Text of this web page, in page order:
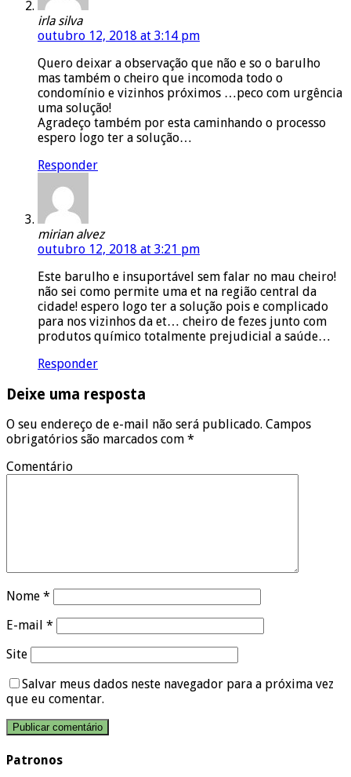
irla silva
outubro 12, 2018 at 3:14 pm
Quero deixar a observação que não e so o barulho
mas também o cheiro que incomoda todo o
condomínio e vizinhos próximos …peco com urgência
uma solução!
Agradeço também por esta caminhando o processo
espero logo ter a solução…
Responder
mirian alvez
outubro 12, 2018 at 3:21 pm
Este barulho e insuportável sem falar no mau cheiro!
não sei como permite uma et na região central da
cidade! espero logo ter a solução pois e complicado
para nos vizinhos da et… cheiro de fezes junto com
produtos químico totalmente prejudicial a saúde…
Responder
Deixe uma resposta
O seu endereço de e-mail não será publicado. Campos
obrigatórios são marcados com *
Comentário
Nome *
E-mail *
Site
Salvar meus dados neste navegador para a próxima vez
que eu comentar.
Patronos